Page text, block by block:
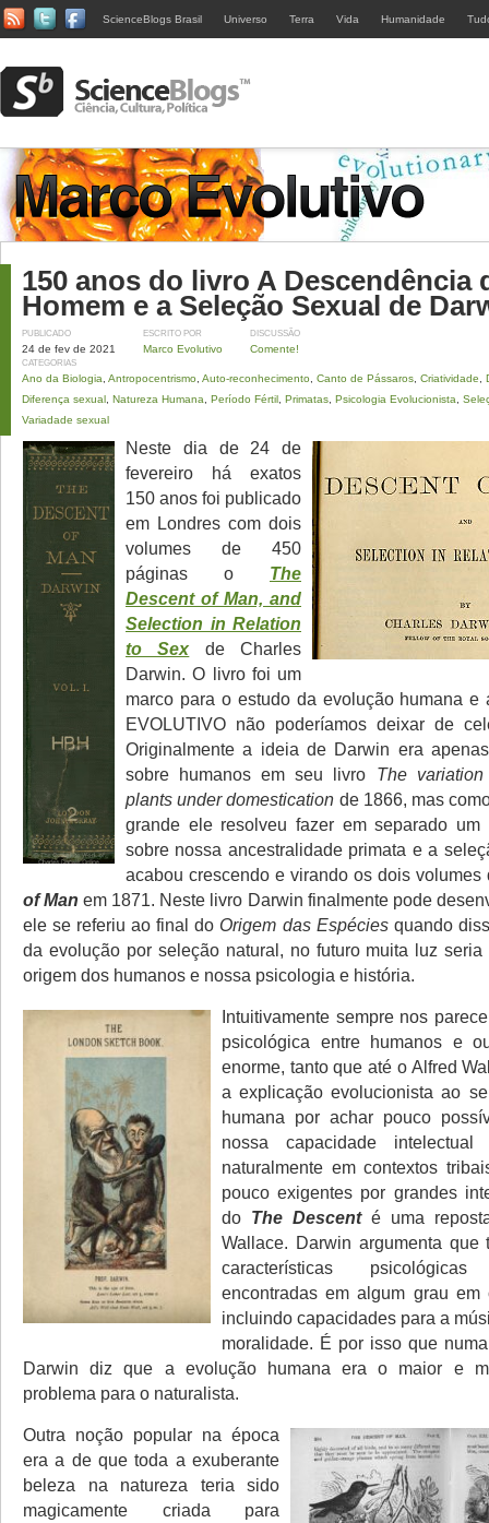
ScienceBlogs Brasil Universo Terra Vida Humanidade
150 anos do livro A Descendência
Homem e a Seleção Sexual de
PUBLICADO
24 de fev de 2021
ESCRITO POR
Marco Evolutivo
DISCUSSÃO
Comente!
CATEGORIAS
Ano da Biologia Antropocentrismo Auto-reconhecimento Canto de Pássaros Criatividade
Diferença sexual Natureza Humana Período Fértil Primatas Psicologia Evolucionista
Variadade sexual
Neste dia de 24 de
fevereiro há exatos
150 anos foi publicado
em Londres com dois
volumes de 450
páginas o The
Descent of Man, and
Selection in Relation
to Sexde Charles
Darwin. O livro foi um
marco para o estudo da evolução humana e
EVOLUTIVO não poderíamos deixar de
Originalmente a ideia de Darwin era
sobre humanos em seu livro The
plants under domestication de 1866, mas
grande ele resolveu fazer em separado um
sobre nossa ancestralidade primata e a
acabou crescendo e virando os dois
of Man em 1871. Neste livro Darwin finalmente pode
ele se referiu ao final do Origem das Espéciesquando
da evolução por seleção natural, no futuro muita luz
origem dos humanos e nossa psicologia e história.
Intuitivamente sempre nos
psicológica entre humanos e
enorme, tanto que até o Alfred
a explicação evolucionista ao
humana por achar pouco
nossa capacidade intelectual
naturalmente em contextos
pouco exigentes por grandes
do The Descenté uma
Wallace. Darwin argumenta que
características
encontradas em algum grau em
incluindo capacidades para a
moralidade. É por isso que
Darwin diz que a evolução humana era o maior e
problema para o naturalista.
Outra noção popular na época
era a de que toda a exuberante
beleza na natureza teria sido
magicamente criada para